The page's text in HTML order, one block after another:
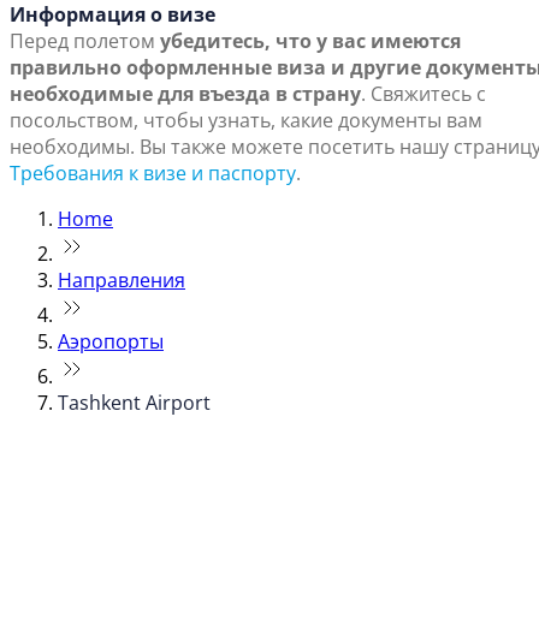
Информация о визе
Перед полетом убедитесь, что у вас имеются
правильно оформленные виза и другие
необходимые для въезда в страну. Свяжитесь с
посольством, чтобы узнать, какие документы вам
необходимы. Вы также можете посетить нашу
Требования к визе и паспорту.
Home
Направления
Аэропорты
Tashkent Airport